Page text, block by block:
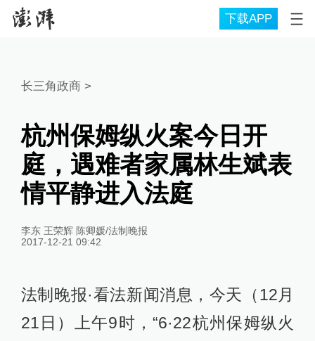
下载APP
长三角政商 >
杭州保姆纵火案今日开
庭，遇难者家属林生斌表
情平静进入法庭
李东 王荣辉 陈卿媛/法制晚报
2017-12-21 09:42
法制晚报·看法新闻消息，今天（12月
21日）上午9时，“6·22杭州保姆纵火